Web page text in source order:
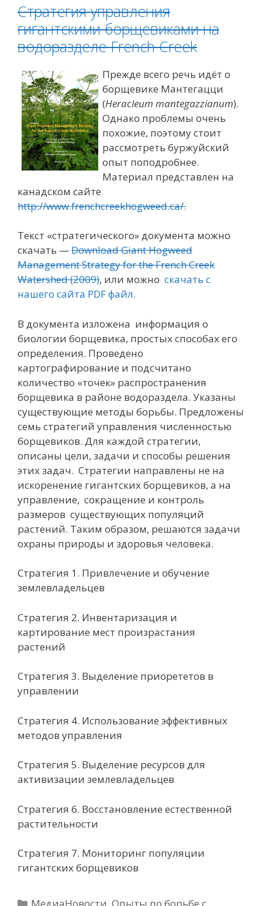
Стратегия управления
гигантскими борщевиками на
водоразделе French Creek
Прежде всего речь идёт о
борщевике Мантегацци
(Heracleum mantegazzianum).
Однако проблемы очень
похожие, поэтому стоит
рассмотреть буржуйский
опыт поподробнее.
Материал представлен на
канадском сайте
http://www.frenchcreekhogweed.ca/.
Текст «стратегического» документа можно
скачать —Download Giant Hogweed
Management Strategy for the French Creek
Watershed (2009), или можно скачать с
нашего сайта PDF файл.
В документа изложена информация о
биологии борщевика, простых способах его
определения. Проведено
картографирование и подсчитано
количество «точек» распространения
борщевика в районе водораздела. Указаны
существующие методы борьбы. Предложены
семь стратегий управления численностью
борщевиков. Для каждой стратегии,
описаны цели, задачи и способы решения
этих задач. Стратегии направлены не на
искоренение гигантскихборщевиков, а на
управление, сокращение и контроль
размеров существующих популяций
растений. Таким образом, решаются задачи
охраны природы и здоровья человека.
Стратегия 1. Привлечение и обучение
землевладельцев
Стратегия 2. Инвентаризация и
картирование мест произрастания
растений
Стратегия 3. Выделение приорететов в
управлении
Стратегия 4. Использование эффективных
методов управления
Стратегия 5. Выделение ресурсов для
активизации землевладельцев
Стратегия 6. Восстановление естественной
растительности
Стратегия 7. Мониторинг популяции
гигантских борщевиков
Рубрики